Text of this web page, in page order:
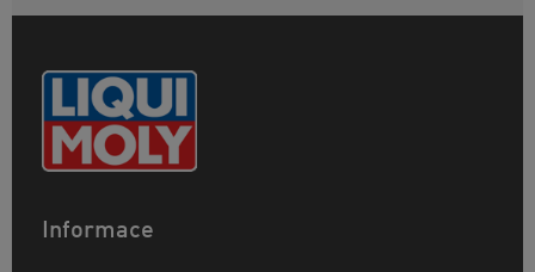
Informace